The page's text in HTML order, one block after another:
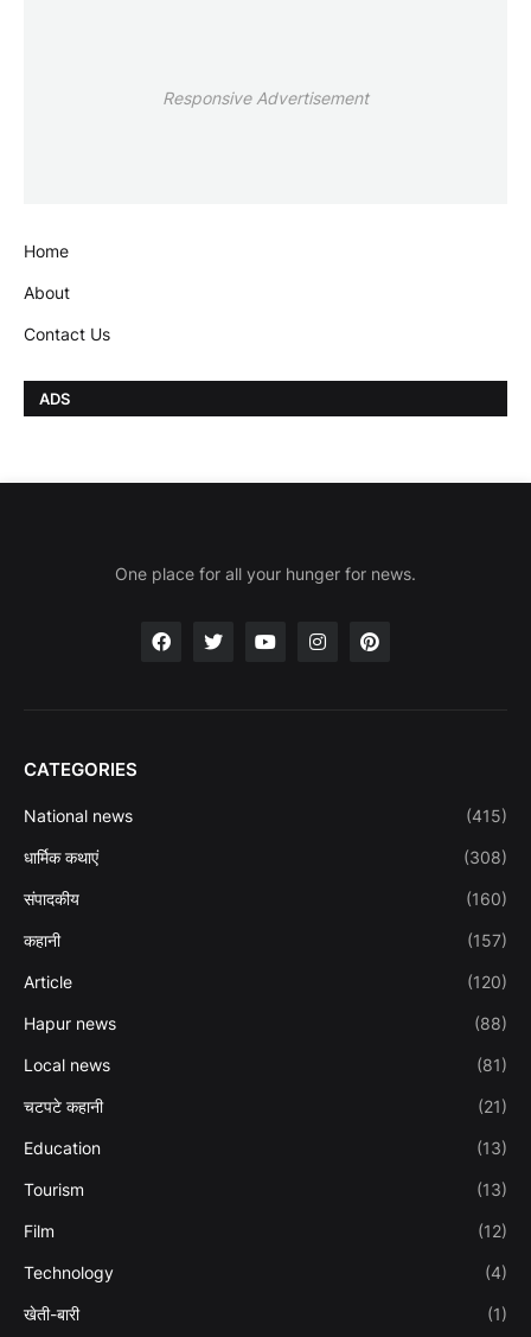
Responsive Advertisement
Home
About
Contact Us
ADS
One place for all your hunger for news.
CATEGORIES
National news (415)
धार्मिक कथाएं (308)
संपादकीय (160)
कहानी (157)
Article (120)
Hapur news (88)
Local news (81)
चटपटे कहानी (21)
Education (13)
Tourism (13)
Film (12)
Technology (4)
खेती-बारी (1)